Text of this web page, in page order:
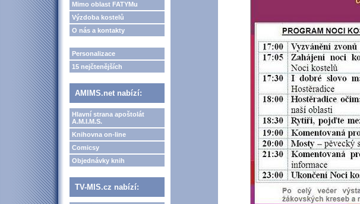
Mimo oblast FATYMu
Výzdoba kostelů
O nás a kontakty
Personalizace
15 nejčtenějších
AMIMS.net nabízí:
Hlavní strana apoštolát
A.M.I.M.S.
Knihovna on-line
Comicsy
Objednávky knih
TV-MIS.cz nabízí: